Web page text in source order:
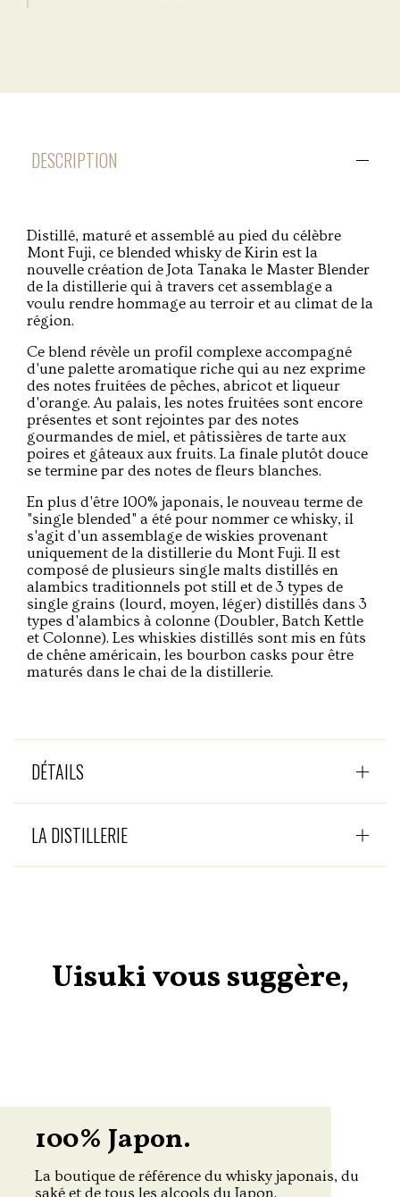
DESCRIPTION
Distillé, maturé et assemblé au pied du célèbre
Mont Fuji, ce blended whisky de Kirin est la
nouvelle création de Jota Tanaka le Master Blender
de la distillerie qui à travers cet assemblage a
voulu rendre hommage au terroir et au climat de la
région.
Ce blend révèle un profil complexe accompagné
d'une palette aromatique riche qui au nez exprime
des notes fruitées de pêches, abricot et liqueur
d'orange. Au palais, les notes fruitées sont encore
présentes et sont rejointes par des notes
gourmandes de miel, et pâtissières de tarte aux
poires et gâteaux aux fruits. La finale plutôt douce
se termine par des notes de fleurs blanches.
En plus d'être 100% japonais, le nouveau terme de
"single blended" a été pour nommer ce whisky, il
s'agit d'un assemblage de wiskies provenant
uniquement de la distillerie du Mont Fuji. Il est
composé de plusieurs single malts distillés en
alambics traditionnels pot still et de 3 types de
single grains (lourd, moyen, léger) distillés dans 3
types d'alambics à colonne (Doubler, Batch Kettle
et Colonne). Les whiskies distillés sont mis en fûts
de chêne américain, les bourbon casks pour être
maturés dans le chai de la distillerie.
DÉTAILS
LA DISTILLERIE
Uisuki vous suggère,
100% Japon.
La boutique de référence du whisky japonais, du
saké et de tous les alcools du Japon.